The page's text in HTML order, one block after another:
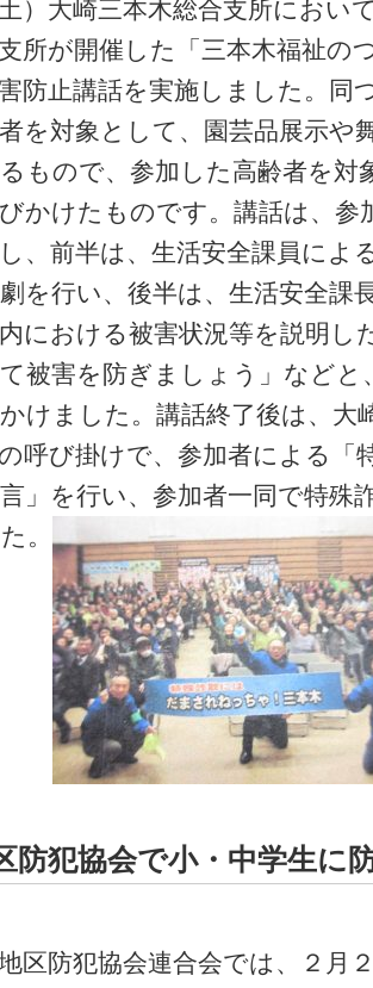
）大崎三本木総合支所におい
所が開催した「三本木福祉の
防止講話を実施しました。同
を対象として、園芸品展示や
もので、参加した高齢者を対
かけたものです。講話は、参
、前半は、生活安全課員によ
を行い、後半は、生活安全課
における被害状況等を説明し
被害を防ぎましょう」などと
けました。講話終了後は、大
呼び掛けで、参加者による「
」を行い、参加者一同で特殊
。
防犯協会で小・中学生に
区防犯協会連合会では、２月